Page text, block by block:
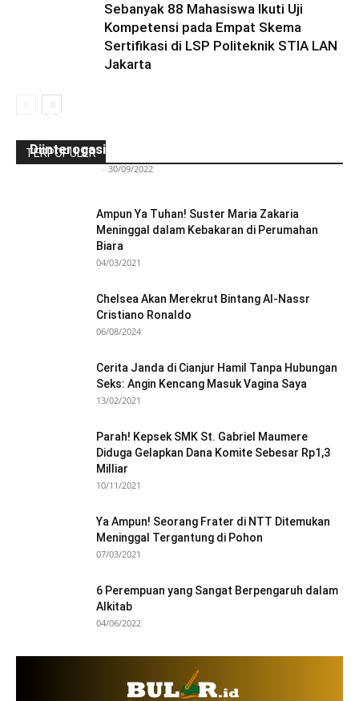
Sebanyak 88 Mahasiswa Ikuti Uji
Kompetensi pada Empat Skema
Sertifikasi di LSP Politeknik STIA LAN
Jakarta
TERPOPULER
Ini Kronologinya! Diduga Teriaki Kata Sambo,
Diinterogasi Aparat Polres Sikka
- 30/09/2022
Ampun Ya Tuhan! Suster Maria Zakaria
Meninggal dalam Kebakaran di Perumahan
Biara
04/03/2021
Chelsea Akan Merekrut Bintang Al-Nassr
Cristiano Ronaldo
06/08/2024
Cerita Janda di Cianjur Hamil Tanpa Hubungan
Seks: Angin Kencang Masuk Vagina Saya
13/02/2021
Parah! Kepsek SMK St. Gabriel Maumere
Diduga Gelapkan Dana Komite Sebesar Rp1,3
Milliar
10/11/2021
Ya Ampun! Seorang Frater di NTT Ditemukan
Meninggal Tergantung di Pohon
07/03/2021
6 Perempuan yang Sangat Berpengaruh dalam
Alkitab
04/06/2022